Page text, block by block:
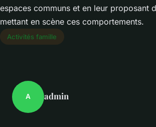
espaces communs et en leur proposant
mettant en scène ces comportements.
Activités famille
A admin